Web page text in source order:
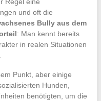
Regel eine
und oft die
Bully aus dem
: Man kennt bereits
in realen Situationen
Punkt, aber einige
Hunden,
benötigten, um die